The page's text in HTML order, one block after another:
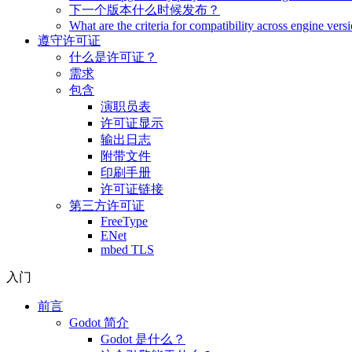
下一个版本什么时候发布？
What are the criteria for compatibility across engine
遵守许可证
什么是许可证？
需求
包含
演职员表
许可证显示
输出日志
附带文件
印刷手册
许可证链接
第三方许可证
FreeType
ENet
mbed TLS
入门
前言
Godot 简介
Godot 是什么？